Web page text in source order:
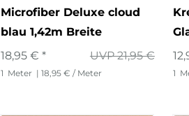
Microfiber Deluxe cloud
blau 1,42m Breite
UVP 21,95 €
18,95 € *
1 Meter | 18,95 € / Meter 1